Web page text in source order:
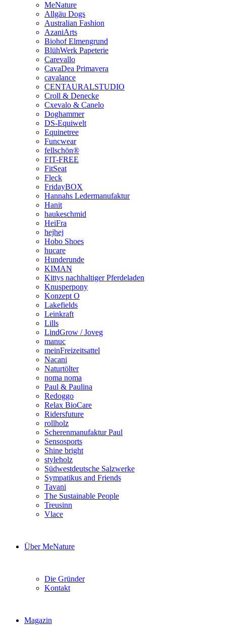
MeNature
Allgäu Dogs
Australian Fashion
AzaniArts
Biohof Elmengrund
BlühWerk Papeterie
Carevallo
CavaDea Primavera
cavalance
CENTAURALSTUDIO
Croll & Denecke
Cxevalo & Canelo
Doghammer
DS-Equiwelt
Equinetree
Funcwear
fellschön®
FIT-FREE
FitSeat
Fleck
FridayBOX
Hannahs Ledermanufaktur
Hanit
haukeschmid
HeiFra
hejhej
Hobo Shoes
hucare
Hunderunde
KIMAN
Kittys nachhaltiger Pferdeladen
Knusperpony
Konzept O
Lakefields
Leinkraft
Lills
LindGrow / Joveg
manuc
meinFreizeitsattel
Nacani
Naturtölter
noma noma
Paul & Paulina
Redoggo
Relax BioCare
Ridersfuture
rollholz
Scherenmanufaktur Paul
Sensosports
Shine bright
styleholz
Südwestdeutsche Salzwerke
Sympatikus and Friends
Tavani
The Sustainable People
Treusinn
Vlace
Über MeNature
Die Gründer
Kontakt
Magazin